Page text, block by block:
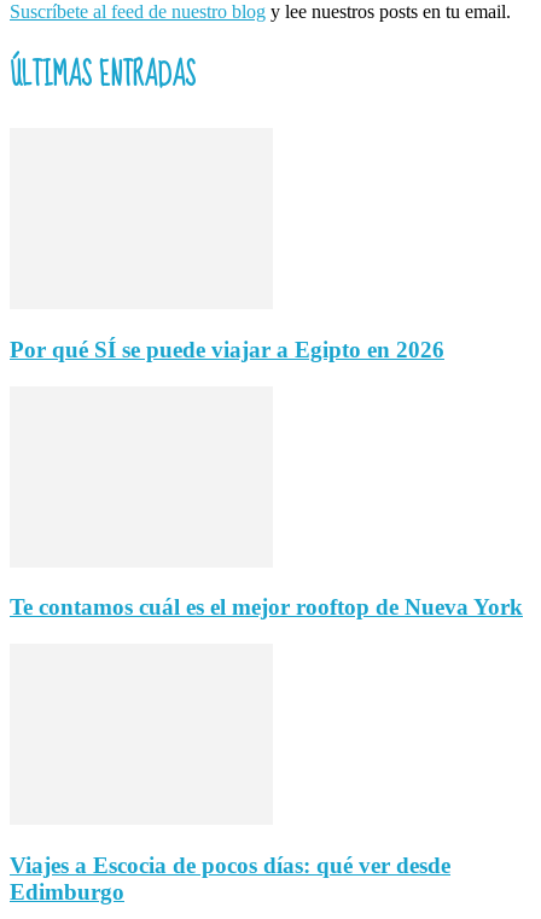
Suscríbete al feed de nuestro blog y lee nuestros posts en tu email.
ÚLTIMAS ENTRADAS
Por qué SÍ se puede viajar a Egipto en 2026
Te contamos cuál es el mejor rooftop de Nueva York
Viajes a Escocia de pocos días: qué ver desde
Edimburgo